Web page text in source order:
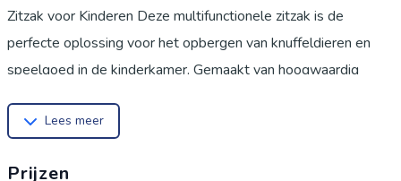
Zitzak voor Kinderen Deze multifunctionele zitzak is de
perfecte oplossing voor het opbergen van knuffeldieren en
speelgoed in de kinderkamer. Gemaakt van hoogwaardig
tegelijkertijd zeer duurzaam is. Dit maakt de zitzak ideaal voor
Lees meer
Prijzen